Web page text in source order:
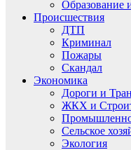
Образование
Происшествия
ДТП
Криминал
Пожары
Скандал
Экономика
Дороги и
ЖКХ и
Сельское
Экология